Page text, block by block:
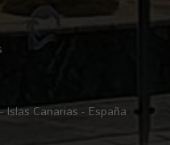
Canarias - España